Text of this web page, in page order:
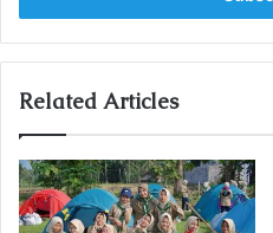
r
y
u
E
m
a
i
Related Articles